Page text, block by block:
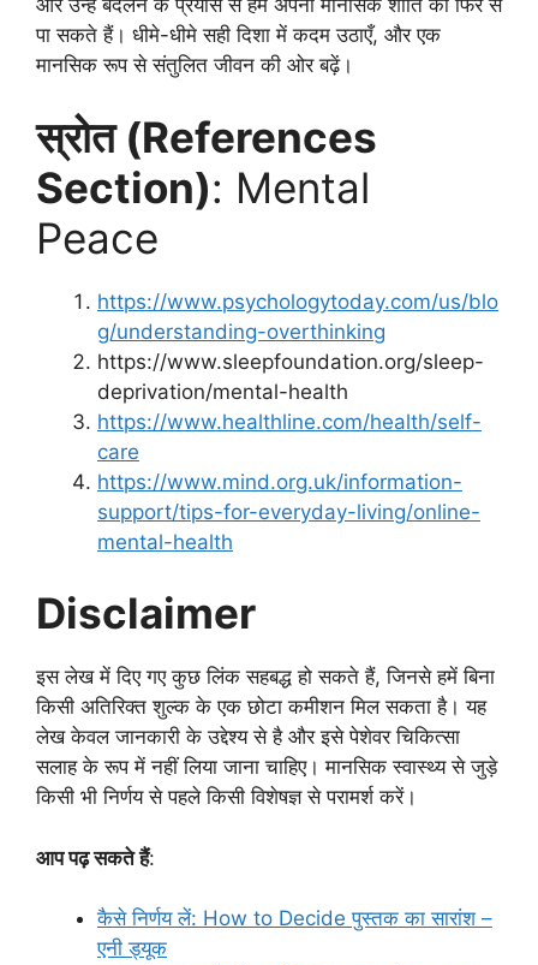
और उन्हें बदलने के प्रयास से हम अपनी मानसिक शांति को फिर से
पा सकते हैं। धीमे-धीमे सही दिशा में कदम उठाएँ, और एक
मानसिक रूप से संतुलित जीवन की ओर बढ़ें।
स्रोत (References
Section): Mental
Peace
https://www.psychologytoday.com/us/blo
g/understanding-overthinking
https://www.sleepfoundation.org/sleep-
deprivation/mental-health
https://www.healthline.com/health/self-
care
https://www.mind.org.uk/information-
support/tips-for-everyday-living/online-
mental-health
Disclaimer
इस लेख में दिए गए कुछ लिंक सहबद्ध हो सकते हैं, जिनसे हमें बिना
किसी अतिरिक्त शुल्क के एक छोटा कमीशन मिल सकता है। यह
लेख केवल जानकारी के उद्देश्य से है और इसे पेशेवर चिकित्सा
सलाह के रूप में नहीं लिया जाना चाहिए। मानसिक स्वास्थ्य से जुड़े
किसी भी निर्णय से पहले किसी विशेषज्ञ से परामर्श करें।
आप पढ़ सकते हैं:
कैसे निर्णय लें: How to Decide पुस्तक का सारांश –
एनी ड्यूक